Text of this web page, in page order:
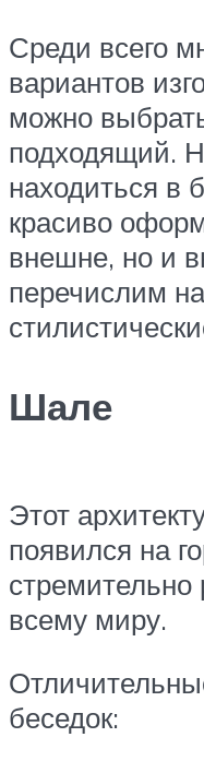
Среди всего
вариантов
можно
подходящий.
находиться в
красиво
внешне, но и
перечислим
Шале
Этот
появился на
стремительно
всему миру.
беседок: